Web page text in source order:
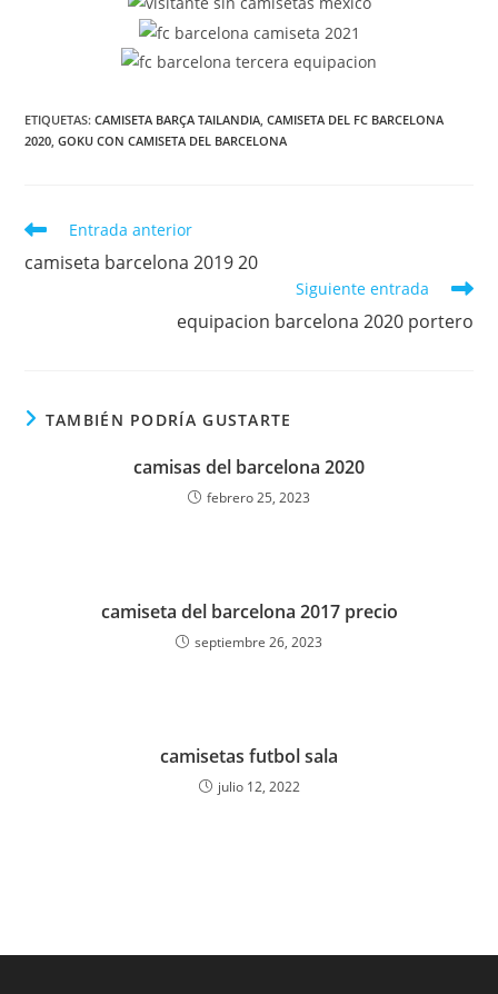
ETIQUETAS:CAMISETA BARÇA TAILANDIA, CAMISETA DEL FC BARCELONA
2020, GOKU CON CAMISETA DEL BARCELONA
Leer
artículos
Entrada anterior
camiseta barcelona 2019 20
Siguiente entrada
equipacion barcelona 2020 portero
TAMBIÉN PODRÍA GUSTARTE
camisas del barcelona 2020
febrero 25, 2023
camiseta del barcelona 2017 precio
septiembre 26, 2023
camisetas futbol sala
julio 12, 2022